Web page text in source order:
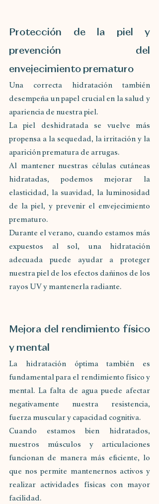
Protección de la piel y
prevención del
envejecimiento prematuro
Una correcta hidratación también
desempeña un papel crucial en la salud y
apariencia de nuestra piel.
La piel deshidratada se vuelve más
propensa a la sequedad, la irritación y la
aparición prematura de arrugas.
Al mantener nuestras células cutáneas
hidratadas, podemos mejorar la
elasticidad, la suavidad, la luminosidad
de la piel, y prevenir el envejecimiento
prematuro.
Durante el verano, cuando estamos más
expuestos al sol, una hidratación
adecuada puede ayudar a proteger
nuestra piel de los efectos dañinos de los
rayos UV y mantenerla radiante.
Mejora del rendimiento físico
y mental
La hidratación óptima también es
fundamental para el rendimiento físico y
mental. La falta de agua puede afectar
negativamente nuestra resistencia,
fuerza muscular y capacidad cognitiva.
Cuando estamos bien hidratados,
nuestros músculos y articulaciones
funcionan de manera más eficiente, lo
que nos permite mantenernos activos y
realizar actividades físicas con mayor
facilidad.